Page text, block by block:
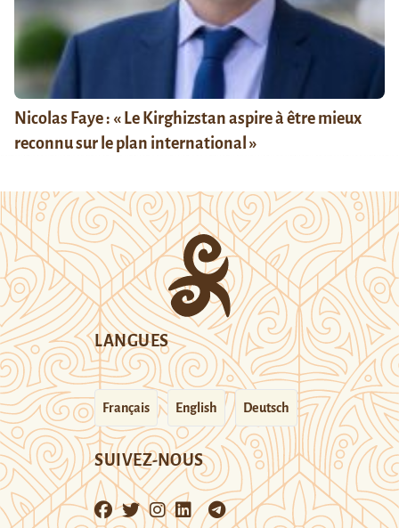
Nicolas Faye : « Le Kirghizstan aspire à être mieux
reconnu sur le plan international »
LANGUES
Français English Deutsch
SUIVEZ-NOUS